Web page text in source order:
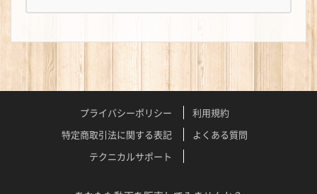
プライバシーポリシー
利用規約
特定商取引法に関する表記
よくある質問
テクニカルサポート